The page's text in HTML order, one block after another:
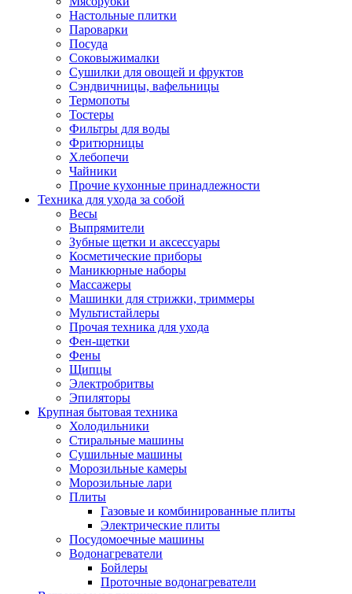
Зависимые комплекты
Посудомоечные машины встраиваемые
Стиральные машины встраиваемые
Холодильники встраиваемые
Техника для дома
Пылесосы
Утюги
Оверлоки
Настольные лампы
Часы
Стеклоочистители
Машинки для снятия катышков
Сушилки для белья и обуви
Климатическая техника
Приточно-вытяжные вентиляторы
Теплый пол
Обогреватели
Тепловентиляторы
Тепловые завесы
Тепловые пушки
Увлажнители
Радиаторы
Медицинская техника
Назальные аспираторы
Стетоскопы
Термометры
Тонометры
Электрические грелки
Аудио-видео техника
Настольные плитки
Пароварки
Посуда
Соковыжималки
Сушилки для овощей и фруктов
Сэндвичницы, вафельницы
Термопоты
Тостеры
Фильтры для воды
Фритюрницы
Хлебопечи
Чайники
Прочие кухонные принадлежности
Техника для ухода за собой
Весы
Выпрямители
Зубные щетки и аксессуары
Косметические приборы
Маникюрные наборы
Массажеры
Машинки для стрижки, триммеры
Мультистайлеры
Прочая техника для ухода
Фен-щетки
Фены
Щипцы
Электробритвы
Эпиляторы
Крупная бытовая техника
Холодильники
Стиральные машины
Сушильные машины
Морозильные камеры
Морозильные лари
Плиты
Газовые и комбинированные плиты
Электрические плиты
Посудомоечные машины
Водонагреватели
Бойлеры
Проточные водонагреватели